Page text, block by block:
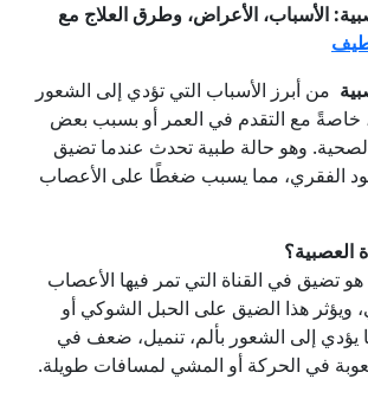
الأسباب، الأعراض، وطرق العلاج مع
من أبرز الأسباب التي تؤدي إلى الشعور
خاصةً مع التقدم في العمر أو بسبب بعض
الصحية. وهو حالة طبية تحدث عندما تضيق
الفقري، مما يسبب ضغطًا على الأعصاب
العصبية؟
تضيق في القناة التي تمر فيها الأعصاب
ويؤثر هذا الضيق على الحبل الشوكي أو
يؤدي إلى الشعور بألم، تنميل، ضعف في
في الحركة أو المشي لمسافات طويلة.